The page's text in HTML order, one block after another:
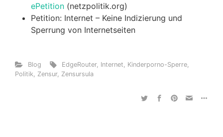
ePetition (netzpolitik.org)
Petition: Internet – Keine Indizierung und
Sperrung von Internetseiten
Blog EdgeRouter, Internet Kinderporno-Sperre
Politik
Zensur, Zensursula